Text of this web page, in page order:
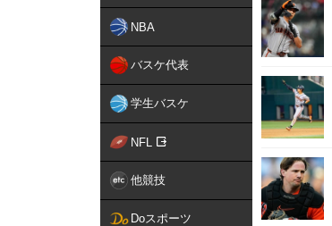
NBA
バスケ代表
学生バスケ
NFL
他競技
Doスポーツ